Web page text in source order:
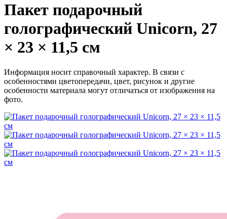
Пакет подарочный
голографический Unicorn, 27
× 23 × 11,5 см
Информация носит справочный характер. В связи с
особенностями цветопередачи, цвет, рисунок и другие
особенности материала могут отличаться от изображения на
фото.